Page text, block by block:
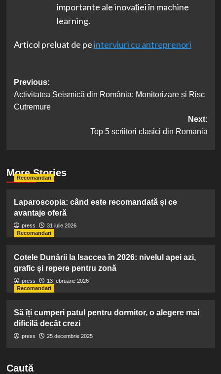
importante ale inovației în machine
learning.
Articol preluat de peinterviuri cu antreprenori
Post
navigation
Previous:
Activitatea Seismică din România: Monitorizare și Risc
Cutremure
Next:
Top 5 scriitori clasici din Romania
More Stories
Recomandari
Laparoscopia: când este recomandată și ce
avantaje oferă
press
31 iulie 2026
Recomandari
Cotele Dunării la Isaccea în 2026: nivelul apei azi,
grafic și repere pentru zonă
press
13 februarie 2026
Recomandari
Să îți cumperi patul pentru dormitor, o alegere mai
dificilă decât crezi
press 25 decembrie 2025
Caută